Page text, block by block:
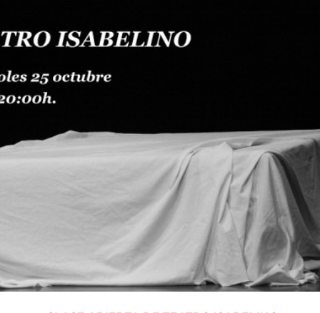
Inicio»CLASE ABIERTA DE TEATRO ISABELINO (TFE)